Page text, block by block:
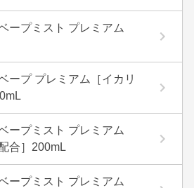
ープミスト プレミアム
ープ プレミアム［イカリ
ープミスト プレミアム
合］200mL
ープミスト プレミアム